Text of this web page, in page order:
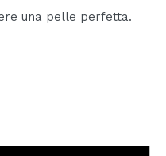
una pelle perfetta.